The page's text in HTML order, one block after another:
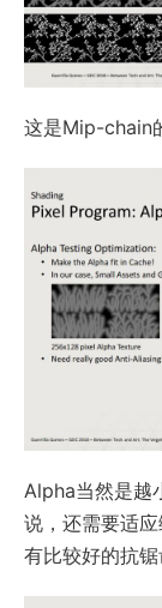
这是Mip-chain
Alpha当然是越
说，还需要适
有比较好的抗锯